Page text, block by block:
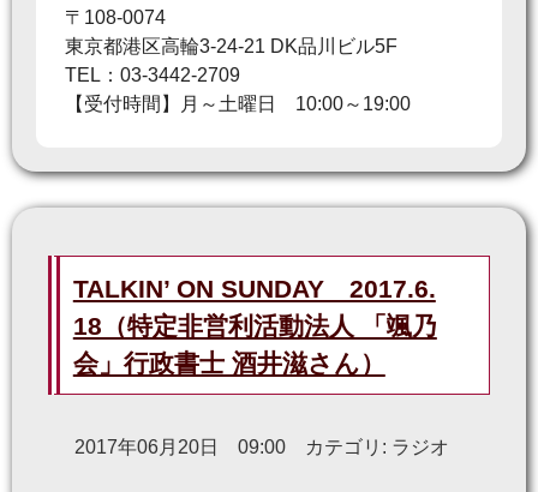
ー
ヤ
ー
〒108-0074
東京都港区高輪3-24-21 DK品川ビル5F
TEL：03-3442-2709
【受付時間】月～土曜日 10:00～19:00
TALKIN’ ON SUNDAY 2017.6.
18（特定非営利活動法人 「颯乃
会」行政書士 酒井滋さん）
2017年06月20日 09:00 カテゴリ: ラジオ